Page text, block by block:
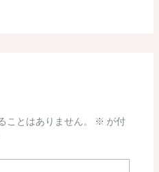
とはありません。 ※ が付